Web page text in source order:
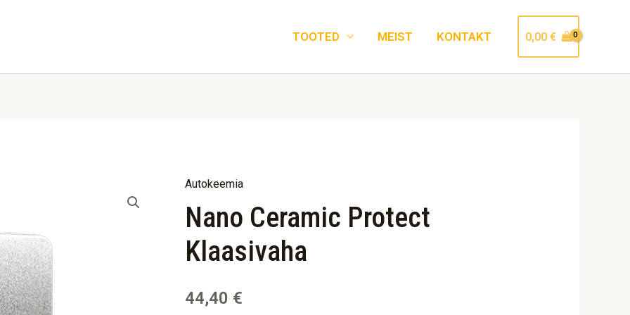
TOOTED MEIST KONTAKT 0,00 €
Autokeemia
Nano Ceramic Protect
Klaasivaha
44,40 €
Nano
Ceramic
Protect
Klaasivaha